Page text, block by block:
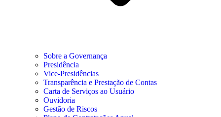
Sobre a Governança
Presidência
Vice-Presidências
Transparência e Prestação de Contas
Carta de Serviços ao Usuário
Ouvidoria
Gestão de Riscos